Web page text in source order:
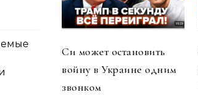
Си может остановить
войну в Украине одним
звонком